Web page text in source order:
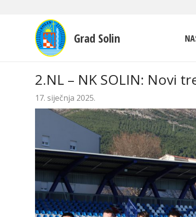
Grad Solin
2.NL – NK SOLIN: Novi
17. siječnja 2025.